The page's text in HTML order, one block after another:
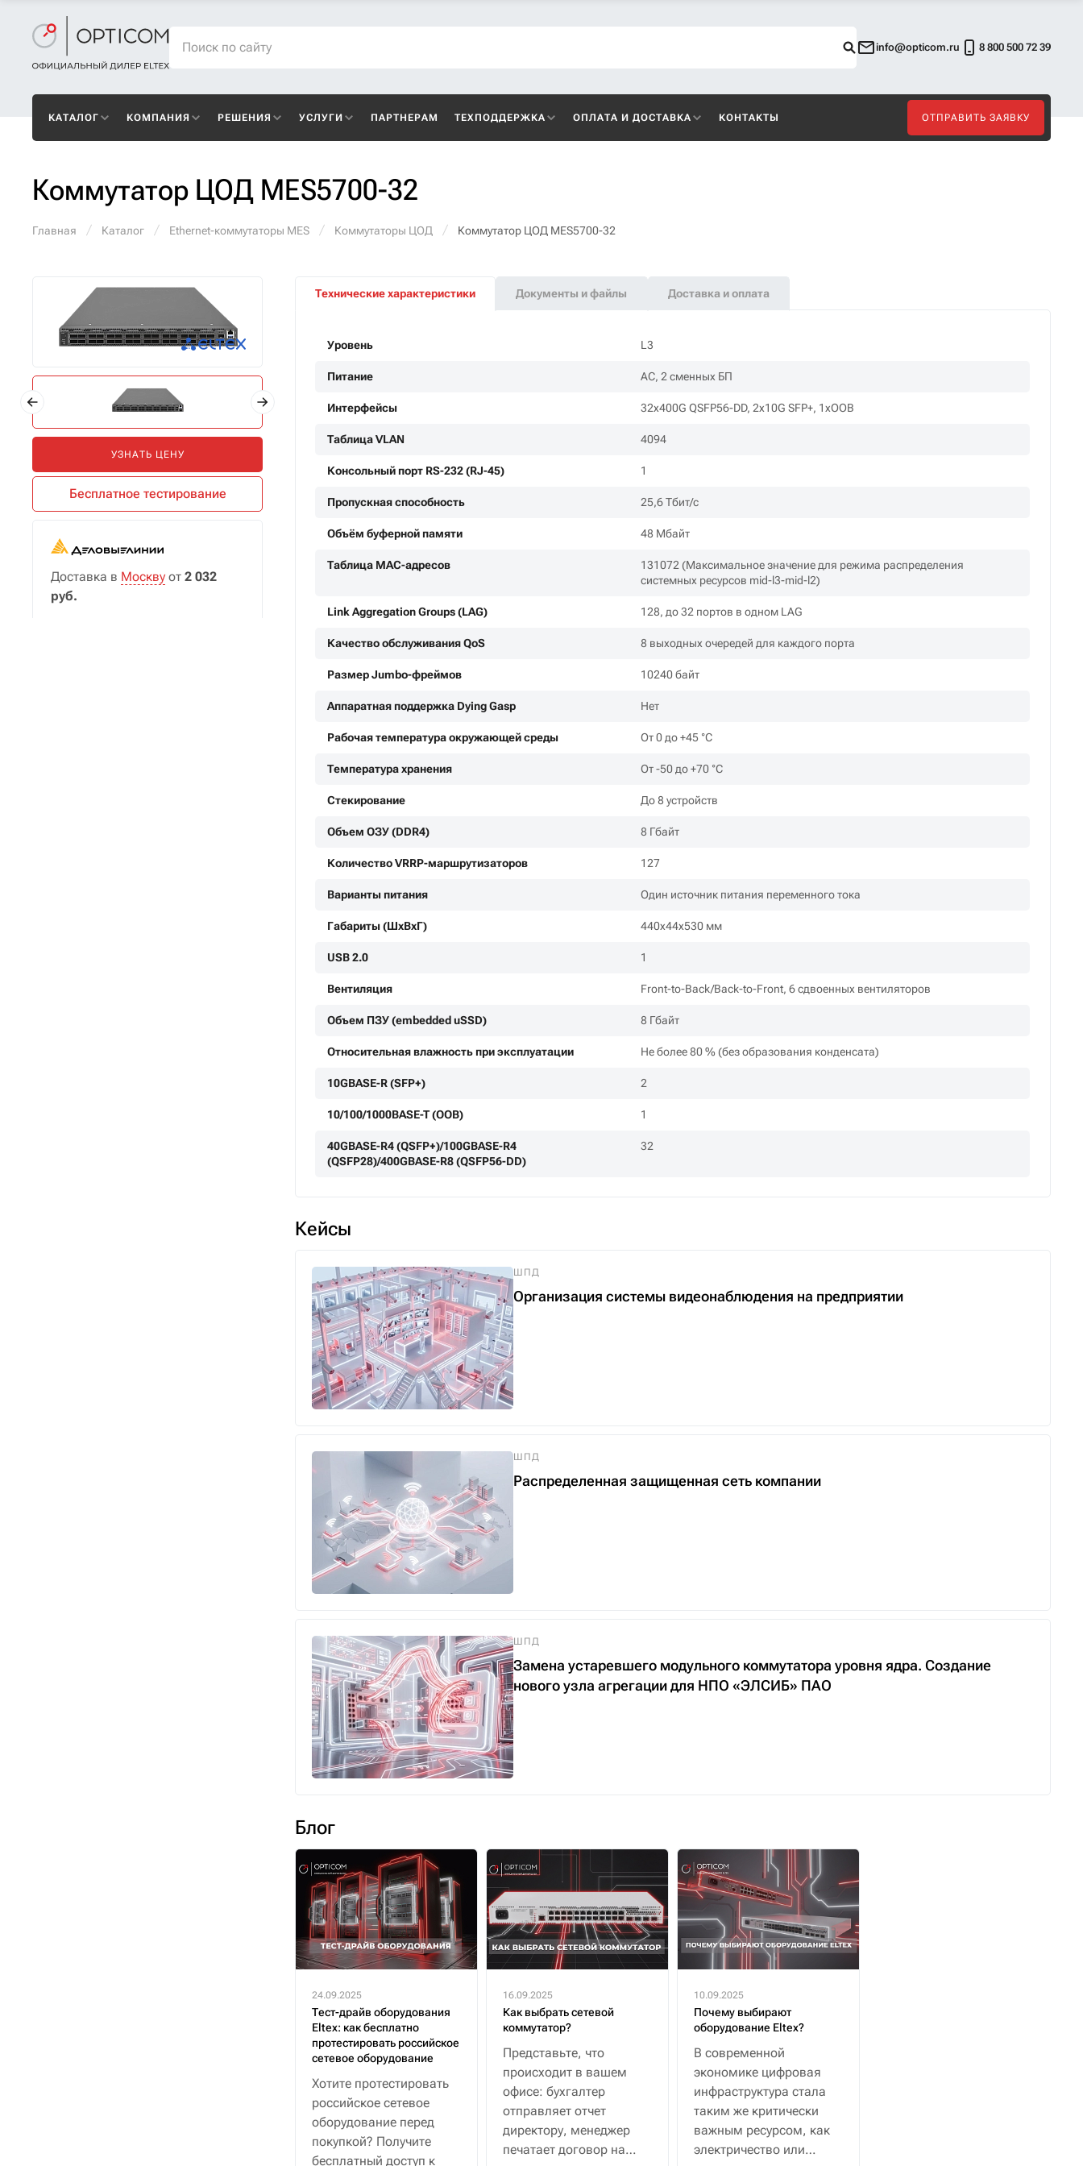
info@opticom.ru 8 800 500 72 39
КАТАЛОГ КОМПАНИЯ РЕШЕНИЯ УСЛУГИ ПАРТНЕРАМ ТЕХПОДДЕРЖКА ОПЛАТА И ДОСТАВКА КОНТАКТЫ ОТПРАВИТЬ ЗАЯВКУ
Коммутатор ЦОД MES5700-32
Главная Каталог Ethernet-коммутаторы MES Коммутаторы ЦОД Коммутатор ЦОД MES5700-32
УЗНАТЬ ЦЕНУ
Бесплатное тестирование
Доставка в Москву от2 032
руб.
Технические характеристики Документы и файлы Доставка и оплата
Уровень L3
Питание AC, 2 сменных БП
Интерфейсы 32x400G QSFP56-DD, 2х10G SFP+, 1xOOB
Таблица VLAN 4094
Консольный порт RS-232 (RJ-45) 1
Пропускная способность 25,6 Тбит/с
Объём буферной памяти 48 Мбайт
Таблица MAC-адресов
131072 (Максимальное значение для режима распределения
системных ресурсов mid-l3-mid-l2)
Link Aggregation Groups (LAG) 128, до 32 портов в одном LAG
Качество обслуживания QoS 8 выходных очередей для каждого порта
Размер Jumbo-фреймов 10240 байт
Аппаратная поддержка Dying Gasp Нет
Рабочая температура окружающей среды От 0 до +45 °С
Температура хранения От -50 до +70 °С
Стекирование До 8 устройств
Объем ОЗУ (DDR4) 8 Гбайт
Количество VRRP-маршрутизаторов 127
Варианты питания Один источник питания переменного тока
Габариты (ШxВxГ) 440x44x530 мм
USB 2.0 1
Вентиляция Front-to-Back/Back-to-Front, 6 сдвоенных вентиляторов
Объем ПЗУ (embedded uSSD) 8 Гбайт
Относительная влажность при эксплуатации Не более 80 % (без образования конденсата)
10GBASE-R (SFP+) 2
10/100/1000BASE-T (OOB) 1
40GBASE-R4 (QSFP+)/100GBASE-R4
(QSFP28)/400GBASE-R8 (QSFP56-DD)
32
Кейсы
ШПД
Организация системы видеонаблюдения на предприятии
ШПД
Распределенная защищенная сеть компании
ШПД
Замена устаревшего модульного коммутатора уровня ядра. Создание
нового узла агрегации для НПО «ЭЛСИБ» ПАО
Блог
24.09.2025
Тест-драйв оборудования
Eltex: как бесплатно
протестировать российское
сетевое оборудование
Хотите протестировать
российское сетевое
оборудование перед
покупкой? Получите
бесплатный доступ к
16.09.2025
Как выбрать сетевой
коммутатор?
Представьте, что
происходит в вашем
офисе: бухгалтер
отправляет отчет
директору, менеджер
печатает договор на
10.09.2025
Почему выбирают
оборудование Eltex?
В современной
экономике цифровая
инфраструктура стала
таким же критически
важным ресурсом, как
электричество или